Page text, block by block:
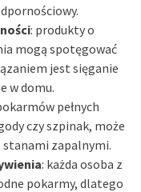
: produkty o
mogą spotęgować
jest sięganie
w domu.
pełnych
czy szpinak, może
stanami zapalnymi.
: każda osoba z
pokarmy, dlatego